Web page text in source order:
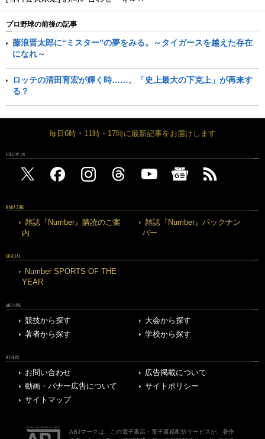
プロ野球の前後の記事
藤浪晋太郎に“ミスター”の夢をみる。～タイガースを越えた存在
になれ～
ロッテの清田育宏が輝く時……。「史上最大の下克上」が再来す
る？
毎日6時・11時・17時に最新記事をお届けします
FOLLOW US
MAGAZINE
雑誌『Number』購読のご案
内
雑誌『Number』バックナン
バー
SPECIAL
Number SPORTS OF THE
YEAR
ARCHIVE
競技から探す
大会から探す
著者から探す
学校から探す
OTHERS
お問い合わせ
広告掲載について
動画・バナー広告について
サイトポリシー
サイトマップ
ABJマークは、この電子書店・電子書籍配信サービスが、著作